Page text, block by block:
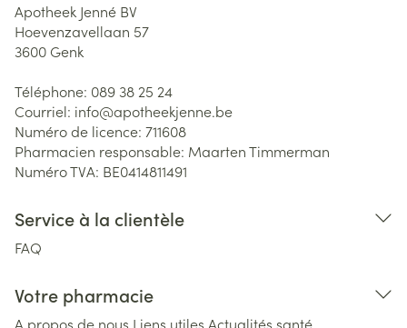
Apotheek Jenné BV
Hoevenzavellaan 57
3600 Genk
Téléphone: 089 38 25 24
Courriel: info@apotheekjenne.be
Numéro de licence: 711608
Pharmacien responsable: Maarten Timmerman
Numéro TVA: BE0414811491
Service à la clientèle
FAQ
Votre pharmacie
A propos de nous Liens utiles Actualités santé